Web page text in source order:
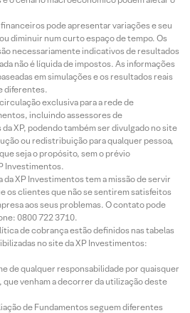
pode apresentar variações e seu
diminuir num curto espaço de tempo. Os
necessariamente indicativos de resultados
não é líquida de impostos. As informações
em simulações e os resultados reais
diferentes.
exclusiva para a rede de
incluindo assessores de
XP, podendo também ser divulgado no site
ou redistribuição para qualquer pessoa,
seja o propósito, sem o prévio
Investimentos.
da XP Investimentos tem a missão de servir
os clientes que não se sentirem satisfeitos
aos seus problemas. O contato pode
0800 722 3710.
de cobrança estão definidos nas tabelas
no site da XP Investimentos:
de qualquer responsabilidade por quaisquer
venham a decorrer da utilização deste
de Fundamentos seguem diferentes